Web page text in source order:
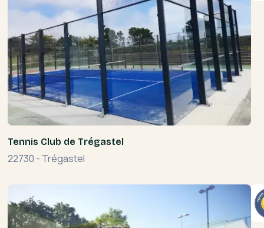
Tennis Club de Trégastel
22730 - Trégastel